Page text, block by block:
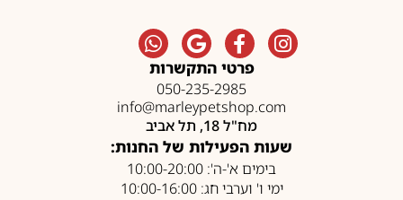
פרטי התקשרות
050-235-2985
info@marleypetshop.com
מח"ל 18, תל אביב
שעות הפעילות של החנות:
בימים א'-ה': 10:00-20:00
ימי ו' וערבי חג: 10:00-16:00